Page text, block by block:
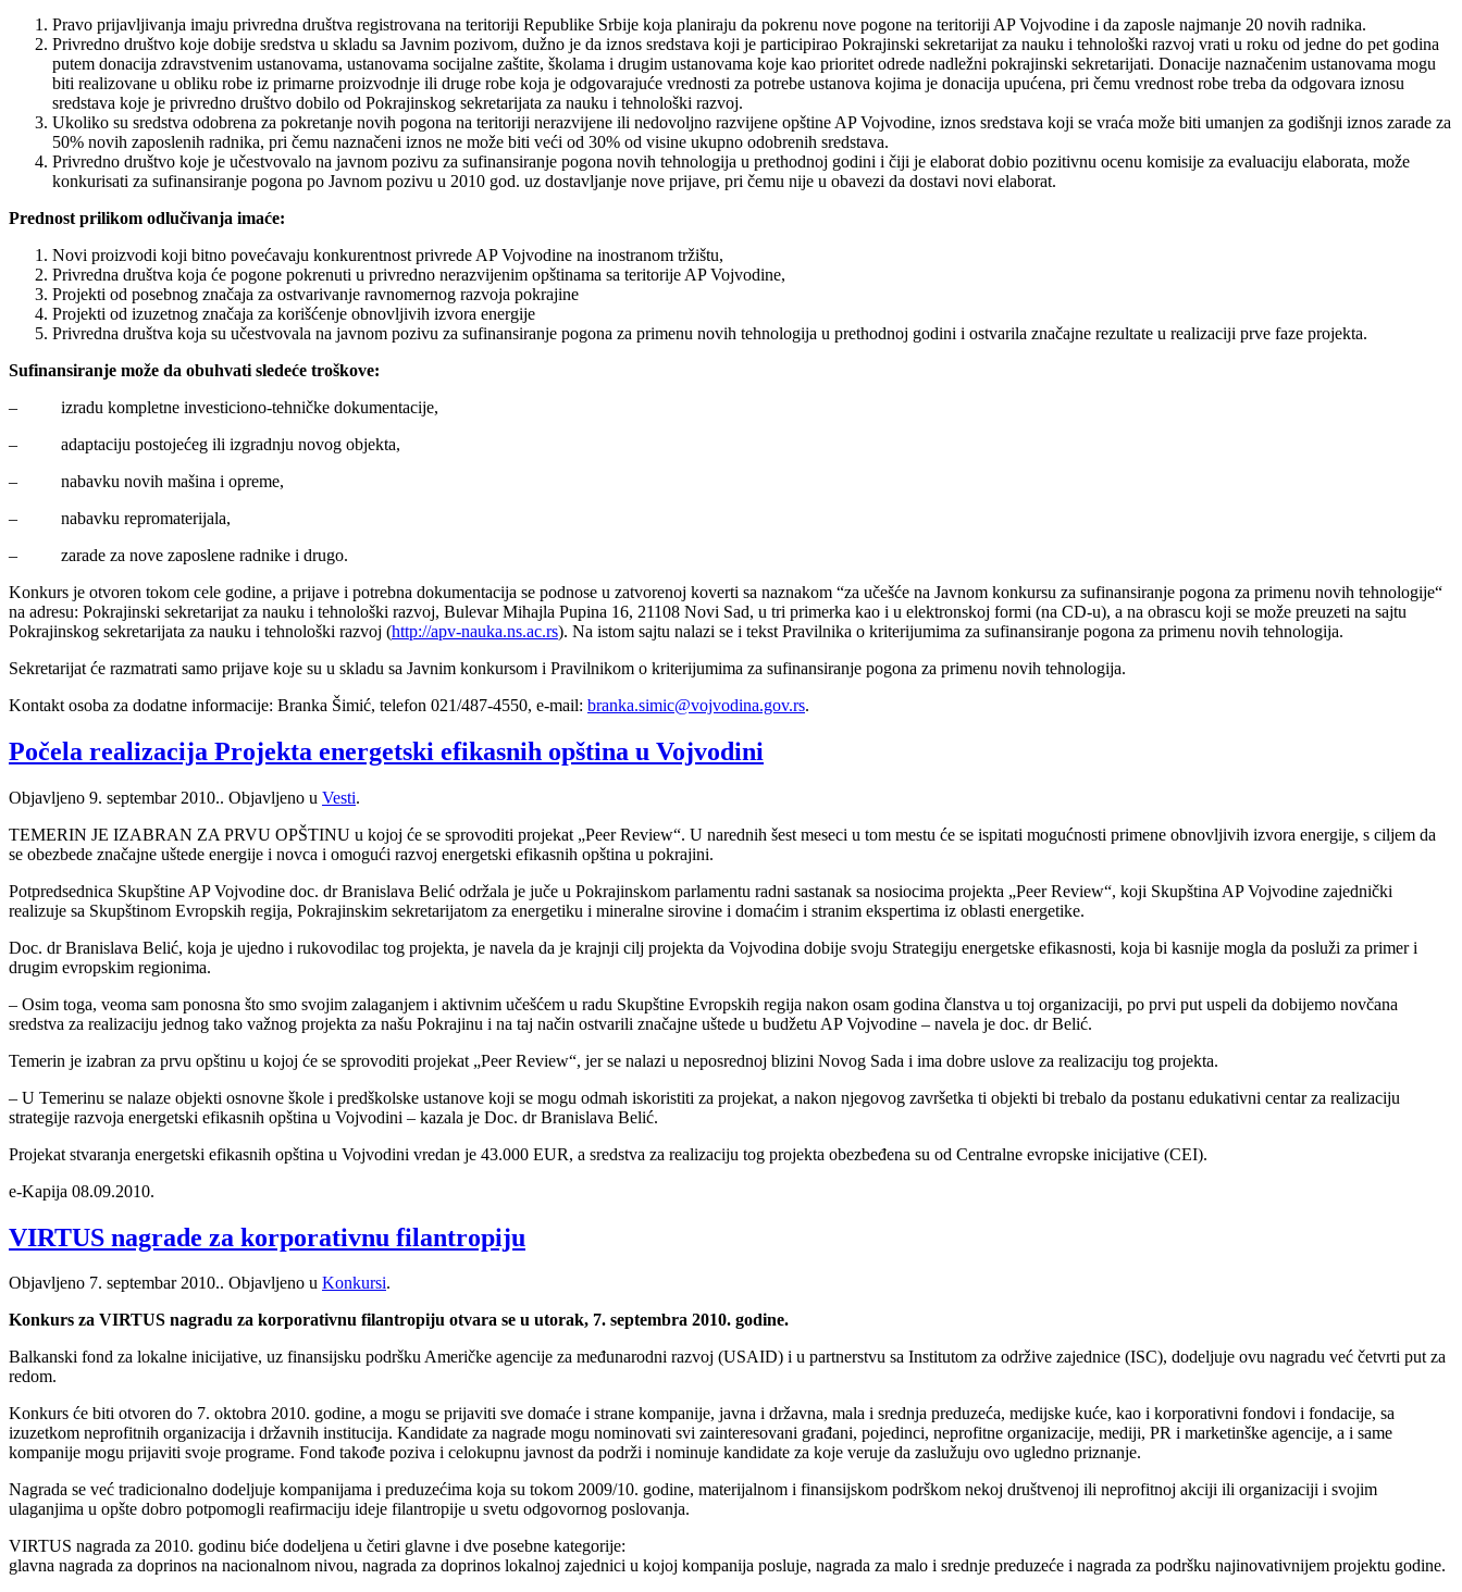
Pravo prijavljivanja imaju privredna društva registrovana na teritoriji Republike Srbije koja planiraju da pokrenu nove pogone na teritoriji AP Vojvodine i da zaposle najmanje 20 novih radnika.
Privredno društvo koje dobije sredstva u skladu sa Javnim pozivom, dužno je da iznos sredstava koji je participirao Pokrajinski sekretarijat za nauku i tehnološki razvoj vrati u roku od jedne do pet godina
putem donacija zdravstvenim ustanovama, ustanovama socijalne zaštite, školama i drugim ustanovama koje kao prioritet odrede nadležni pokrajinski sekretarijati. Donacije naznačenim ustanovama mogu
biti realizovane u obliku robe iz primarne proizvodnje ili druge robe koja je odgovarajuće vrednosti za potrebe ustanova kojima je donacija upućena, pri čemu vrednost robe treba da odgovara iznosu
sredstava koje je privredno društvo dobilo od Pokrajinskog sekretarijata za nauku i tehnološki razvoj.
Ukoliko su sredstva odobrena za pokretanje novih pogona na teritoriji nerazvijene ili nedovoljno razvijene opštine AP Vojvodine, iznos sredstava koji se vraća može biti umanjen za godišnji iznos zarade za
50% novih zaposlenih radnika, pri čemu naznačeni iznos ne može biti veći od 30% od visine ukupno odobrenih sredstava.
Privredno društvo koje je učestvovalo na javnom pozivu za sufinansiranje pogona novih tehnologija u prethodnoj godini i čiji je elaborat dobio pozitivnu ocenu komisije za evaluaciju elaborata, može
konkurisati za sufinansiranje pogona po Javnom pozivu u 2010 god. uz dostavljanje nove prijave, pri čemu nije u obavezi da dostavi novi elaborat.
Prednost prilikom odlučivanja imaće:
Novi proizvodi koji bitno povećavaju konkurentnost privrede AP Vojvodine na inostranom tržištu,
Privredna društva koja će pogone pokrenuti u privredno nerazvijenim opštinama sa teritorije AP Vojvodine,
Projekti od posebnog značaja za ostvarivanje ravnomernog razvoja pokrajine
Projekti od izuzetnog značaja za korišćenje obnovljivih izvora energije
Privredna društva koja su učestvovala na javnom pozivu za sufinansiranje pogona za primenu novih tehnologija u prethodnoj godini i ostvarila značajne rezultate u realizaciji prve faze projekta.
Sufinansiranje može da obuhvati sledeće troškove:
– izradu kompletne investiciono-tehničke dokumentacije,
– adaptaciju postojećeg ili izgradnju novog objekta,
– nabavku novih mašina i opreme,
– nabavku repromaterijala,
– zarade za nove zaposlene radnike i drugo.
Konkurs je otvoren tokom cele godine, a prijave i potrebna dokumentacija se podnose u zatvorenoj koverti sa naznakom “za učešće na Javnom konkursu za sufinansiranje pogona za primenu novih tehnologije“
na adresu: Pokrajinski sekretarijat za nauku i tehnološki razvoj, Bulevar Mihajla Pupina 16, 21108 Novi Sad, u tri primerka kao i u elektronskoj formi (na CD-u), a na obrascu koji se može preuzeti na sajtu
Pokrajinskog sekretarijata za nauku i tehnološki razvoj (http://apv-nauka.ns.ac.rs). Na istom sajtu nalazi se i tekst Pravilnika o kriterijumima za sufinansiranje pogona za primenu novih tehnologija.
Sekretarijat će razmatrati samo prijave koje su u skladu sa Javnim konkursom i Pravilnikom o kriterijumima za sufinansiranje pogona za primenu novih tehnologija.
Kontakt osoba za dodatne informacije: Branka Šimić, telefon 021/487-4550, e-mail: branka.simic@vojvodina.gov.rs.
Počela realizacija Projekta energetski efikasnih opština u Vojvodini
Objavljeno 9. septembar 2010.. Objavljeno u Vesti.
TEMERIN JE IZABRAN ZA PRVU OPŠTINU u kojoj će se sprovoditi projekat „Peer Review“. U narednih šest meseci u tom mestu će se ispitati mogućnosti primene obnovljivih izvora energije, s ciljem da
se obezbede značajne uštede energije i novca i omogući razvoj energetski efikasnih opština u pokrajini.
Potpredsednica Skupštine AP Vojvodine doc. dr Branislava Belić održala je juče u Pokrajinskom parlamentu radni sastanak sa nosiocima projekta „Peer Review“, koji Skupština AP Vojvodine zajednički
realizuje sa Skupštinom Evropskih regija, Pokrajinskim sekretarijatom za energetiku i mineralne sirovine i domaćim i stranim ekspertima iz oblasti energetike.
Doc. dr Branislava Belić, koja je ujedno i rukovodilac tog projekta, je navela da je krajnji cilj projekta da Vojvodina dobije svoju Strategiju energetske efikasnosti, koja bi kasnije mogla da posluži za primer i
drugim evropskim regionima.
– Osim toga, veoma sam ponosna što smo svojim zalaganjem i aktivnim učešćem u radu Skupštine Evropskih regija nakon osam godina članstva u toj organizaciji, po prvi put uspeli da dobijemo novčana
sredstva za realizaciju jednog tako važnog projekta za našu Pokrajinu i na taj način ostvarili značajne uštede u budžetu AP Vojvodine – navela je doc. dr Belić.
Temerin je izabran za prvu opštinu u kojoj će se sprovoditi projekat „Peer Review“, jer se nalazi u neposrednoj blizini Novog Sada i ima dobre uslove za realizaciju tog projekta.
– U Temerinu se nalaze objekti osnovne škole i predškolske ustanove koji se mogu odmah iskoristiti za projekat, a nakon njegovog završetka ti objekti bi trebalo da postanu edukativni centar za realizaciju
strategije razvoja energetski efikasnih opština u Vojvodini – kazala je Doc. dr Branislava Belić.
Projekat stvaranja energetski efikasnih opština u Vojvodini vredan je 43.000 EUR, a sredstva za realizaciju tog projekta obezbeđena su od Centralne evropske inicijative (CEI).
e-Kapija 08.09.2010.
VIRTUS nagrade za korporativnu filantropiju
Objavljeno 7. septembar 2010.. Objavljeno u Konkursi.
Konkurs za VIRTUS nagradu za korporativnu filantropiju otvara se u utorak, 7. septembra 2010. godine.
Balkanski fond za lokalne inicijative, uz finansijsku podršku Američke agencije za međunarodni razvoj (USAID) i u partnerstvu sa Institutom za održive zajednice (ISC), dodeljuje ovu nagradu već četvrti put za
redom.
Konkurs će biti otvoren do 7. oktobra 2010. godine, a mogu se prijaviti sve domaće i strane kompanije, javna i državna, mala i srednja preduzeća, medijske kuće, kao i korporativni fondovi i fondacije, sa
izuzetkom neprofitnih organizacija i državnih institucija. Kandidate za nagrade mogu nominovati svi zainteresovani građani, pojedinci, neprofitne organizacije, mediji, PR i marketinške agencije, a i same
kompanije mogu prijaviti svoje programe. Fond takođe poziva i celokupnu javnost da podrži i nominuje kandidate za koje veruje da zaslužuju ovo ugledno priznanje.
Nagrada se već tradicionalno dodeljuje kompanijama i preduzećima koja su tokom 2009/10. godine, materijalnom i finansijskom podrškom nekoj društvenoj ili neprofitnoj akciji ili organizaciji i svojim
ulaganjima u opšte dobro potpomogli reafirmaciju ideje filantropije u svetu odgovornog poslovanja.
VIRTUS nagrada za 2010. godinu biće dodeljena u četiri glavne i dve posebne kategorije:
glavna nagrada za doprinos na nacionalnom nivou, nagrada za doprinos lokalnoj zajednici u kojoj kompanija posluje, nagrada za malo i srednje preduzeće i nagrada za podršku najinovativnijem projektu godine.